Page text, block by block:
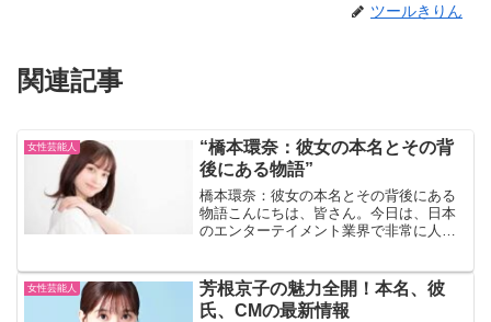
ツールきりん
関連記事
女性芸能人
“橋本環奈：彼女の本名とその背
後にある物語”
橋本環奈：彼女の本名とその背後にある
物語こんにちは、皆さん。今日は、日本
のエンターテイメント業界で非常に人気
ある物語、そして彼女がどのようにして
スターダムにのし上がった...
女性芸能人
芳根京子の魅力全開！本名、彼
氏、CMの最新情報